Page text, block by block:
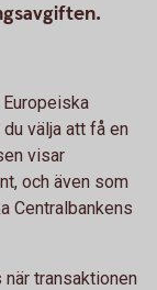
välja att få en
visar
och även som
Centralbankens
transaktionen